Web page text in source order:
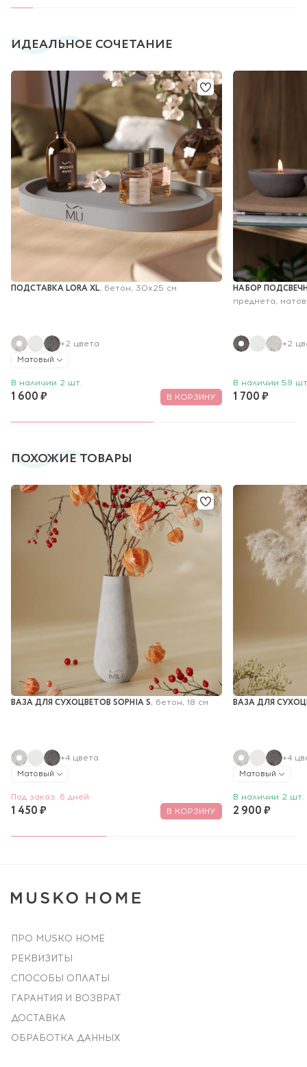
ИДЕАЛЬНОЕ СОЧЕТАНИЕ
ПОДСТАВКА LORA XL, бетон, 30x25 см
+2 цвета
Матовый
В наличии 2 шт.
1 600 ₽ В КОРЗИНУ
НАБОР
предмета,
+2
В наличии 59
1 700 ₽
ПОХОЖИЕ ТОВАРЫ
ВАЗА ДЛЯ СУХОЦВЕТОВ SOPHIA S, бетон, 18 см
+4 цвета
Матовый
Под заказ: 6 дней
1 450 ₽ В КОРЗИНУ
ВАЗА ДЛЯ
+4
Матовый
В наличии 2 шт.
2 900 ₽
ПРО MUSKO HOME
РЕКВИЗИТЫ
СПОСОБЫ ОПЛАТЫ
ГАРАНТИЯ И ВОЗВРАТ
ДОСТАВКА
ОБРАБОТКА ДАННЫХ